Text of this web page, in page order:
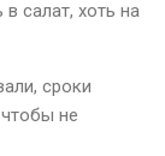
салат, хоть на
сроки
не